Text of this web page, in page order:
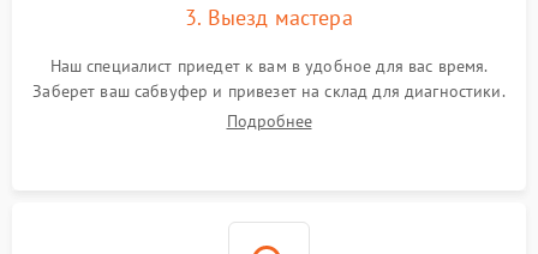
3. Выезд мастера
Наш специалист приедет к вам в удобное для вас время.
Заберет ваш сабвуфер и привезет на склад для диагностики.
Подробнее